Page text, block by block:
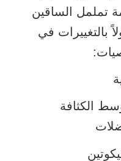
تململ الساقين
بالتغييرات في
الكثافة